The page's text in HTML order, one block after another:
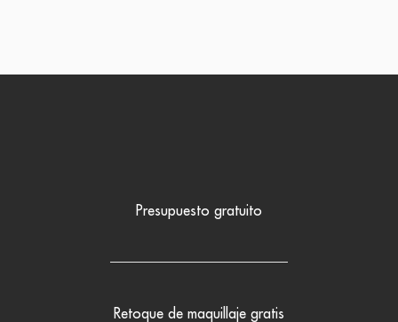
Presupuesto gratuito
Retoque de maquillaje gratis